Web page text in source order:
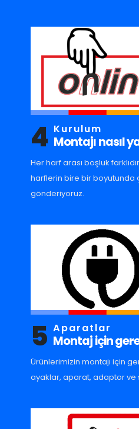
4 Kurulum
Montajı nasıl
Her harf arası boşluk
harflerin bire bir boyutunda
gönderiyoruz.
5 Aparatlar
Montaj için
Ürünlerimizin montajı için
ayaklar, aparat, adaptor ve